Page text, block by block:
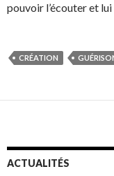
pouvoir l’écouter et
CRÉATION
ACTUALITÉS